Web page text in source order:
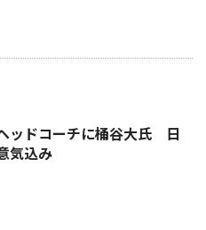
ッドコーチに桶谷大氏 日
気込み